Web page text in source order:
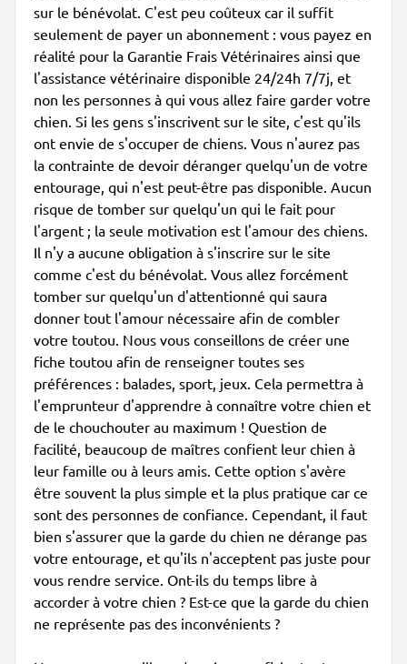
sur le bénévolat. C'est peu coûteux car il suffit
seulement de payer un abonnement : vous payez en
réalité pour la Garantie Frais Vétérinaires ainsi que
l'assistance vétérinaire disponible 24/24h 7/7j, et
non les personnes à qui vous allez faire garder votre
chien. Si les gens s'inscrivent sur le site, c'est qu'ils
ont envie de s'occuper de chiens. Vous n'aurez pas
la contrainte de devoir déranger quelqu'un de votre
entourage, qui n'est peut-être pas disponible. Aucun
risque de tomber sur quelqu'un qui le fait pour
l'argent ; la seule motivation est l'amour des chiens.
Il n'y a aucune obligation à s'inscrire sur le site
comme c'est du bénévolat. Vous allez forcément
tomber sur quelqu'un d'attentionné qui saura
donner tout l'amour nécessaire afin de combler
votre toutou. Nous vous conseillons de créer une
fiche toutou afin de renseigner toutes ses
préférences : balades, sport, jeux. Cela permettra à
l'emprunteur d'apprendre à connaître votre chien et
de le chouchouter au maximum ! Question de
facilité, beaucoup de maîtres confient leur chien à
leur famille ou à leurs amis. Cette option s'avère
être souvent la plus simple et la plus pratique car ce
sont des personnes de confiance. Cependant, il faut
bien s'assurer que la garde du chien ne dérange pas
votre entourage, et qu'ils n'acceptent pas juste pour
vous rendre service. Ont-ils du temps libre à
accorder à votre chien ? Est-ce que la garde du chien
ne représente pas des inconvénients ?